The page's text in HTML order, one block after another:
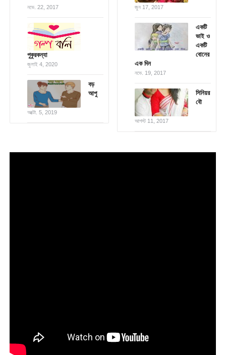
নভে. 22, 2017
পুকুরকন্যা
জুলাই 4, 2020
বড়
আপু
অক্টো. 5, 2019
জুন 17, 2017
একটি
ভাই ও
একটি
বোনের
এক দিন
নভে. 19, 2017
সিনিয়র
বৌ
আগস্ট 11, 2017